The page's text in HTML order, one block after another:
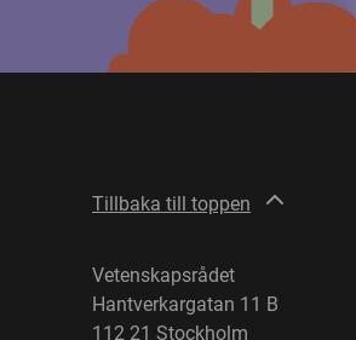
Tillbaka till toppen
Vetenskapsrådet
Hantverkargatan 11 B
112 21 Stockholm